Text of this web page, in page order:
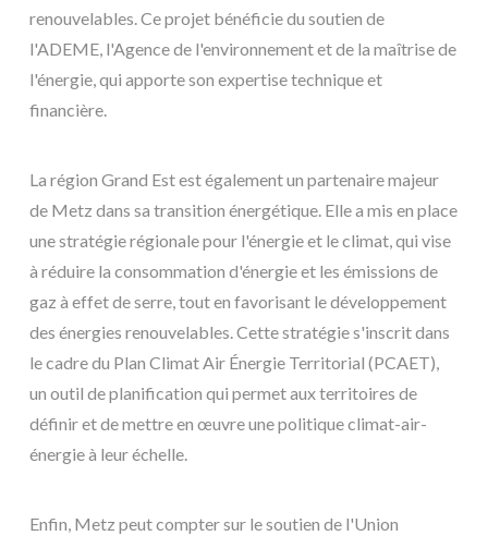
renouvelables. Ce projet bénéficie du soutien de
l'ADEME, l'Agence de l'environnement et de la maîtrise de
l'énergie, qui apporte son expertise technique et
financière.
La région Grand Est est également un partenaire majeur
de Metz dans sa transition énergétique. Elle a mis en place
une stratégie régionale pour l'énergie et le climat, qui vise
à réduire la consommation d'énergie et les émissions de
gaz à effet de serre, tout en favorisant le développement
des énergies renouvelables. Cette stratégie s'inscrit dans
le cadre du Plan Climat Air Énergie Territorial (PCAET),
un outil de planification qui permet aux territoires de
définir et de mettre en œuvre une politique climat-air-
énergie à leur échelle.
Enfin, Metz peut compter sur le soutien de l'Union